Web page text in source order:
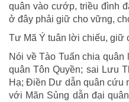
quân vào cướp, triều đình
ở đây phải giữ cho vững,
Tư Mã Ý tuân lời chiếu, giữ
Nói về Tào Tuấn chia quân
quân Tôn Quyền; sai Lưu
Hạ; Điền Dư dẫn quân cứu
với Mãn Sủng dẫn đại